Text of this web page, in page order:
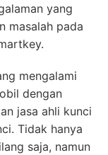
yang
masalah pada
mengalami
dengan
jasa ahli kunci
Tidak hanya
saja, namun